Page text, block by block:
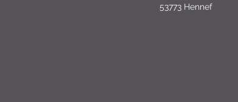
53773 Hennef